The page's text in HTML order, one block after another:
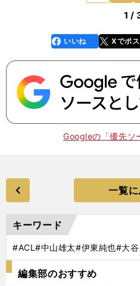
1 /
faceboo
k
いいね Xでポ
Googleの「優先ソ
一覧
キーワード
#ACL#中山雄太#伊東純也#大
編集部のおすすめ